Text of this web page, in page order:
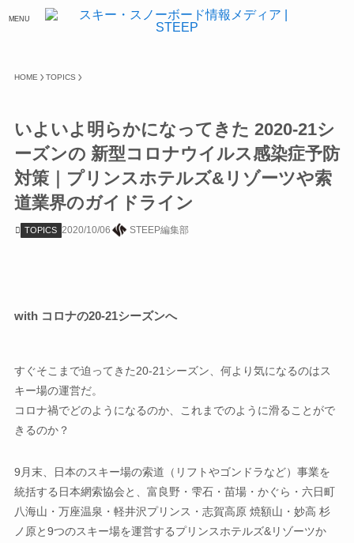
MENU
HOME TOPICS
いよいよ明らかになってきた 2020-21シ
ーズンの 新型コロナウイルス感染症予防
対策｜プリンスホテルズ&リゾーツや索
道業界のガイドライン
TOPICS 2020/10/06 STEEP編集部
with コロナの20-21シーズンへ
すぐそこまで迫ってきた20-21シーズン、何より気になるのはス
キー場の運営だ。
コロナ禍でどのようになるのか、これまでのように滑ることがで
きるのか？
9月末、日本のスキー場の索道（リフトやゴンドラなど）事業を
統括する日本網索協会と、富良野・雫石・苗場・かぐら・六日町
八海山・万座温泉・軽井沢プリンス・志賀高原 焼額山・妙高 杉
ノ原と9つのスキー場を運営するプリンスホテルズ&リゾーツか